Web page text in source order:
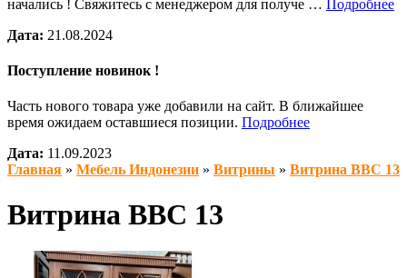
начались ! Свяжитесь с менеджером для получе …
Подробнее
Дата: 21.08.2024
Поступление новинок !
Часть нового товара уже добавили на сайт. В ближайшее
время ожидаем оставшиеся позиции. Подробнее
Дата: 11.09.2023
Главная » Мебель Индонезии » Витрины » Витрина BBC 13
Витрина BBC 13